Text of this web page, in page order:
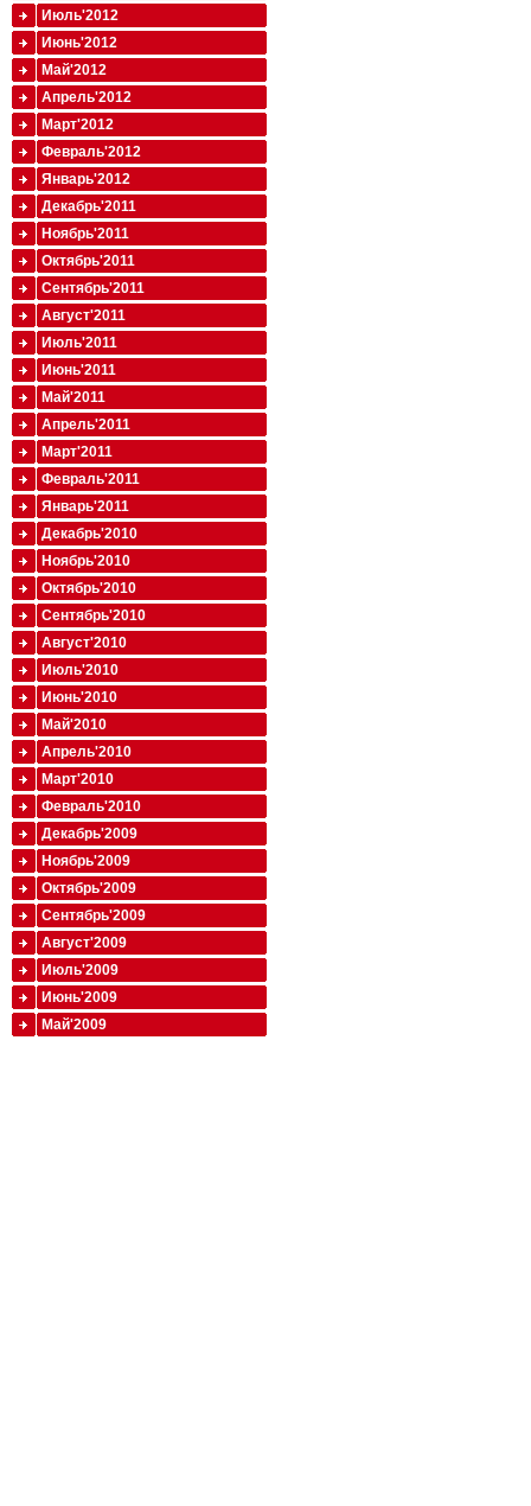
Июль'2012
Июнь'2012
Май'2012
Апрель'2012
Март'2012
Февраль'2012
Январь'2012
Декабрь'2011
Ноябрь'2011
Октябрь'2011
Сентябрь'2011
Август'2011
Июль'2011
Июнь'2011
Май'2011
Апрель'2011
Март'2011
Февраль'2011
Январь'2011
Декабрь'2010
Ноябрь'2010
Октябрь'2010
Сентябрь'2010
Август'2010
Июль'2010
Июнь'2010
Май'2010
Апрель'2010
Март'2010
Февраль'2010
Декабрь'2009
Ноябрь'2009
Октябрь'2009
Сентябрь'2009
Август'2009
Июль'2009
Июнь'2009
Май'2009